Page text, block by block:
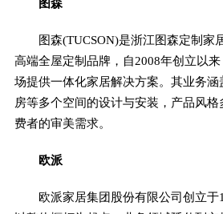
图森
图森(TUCSON)是浙江图森定制家
高端全屋定制品牌，自2008年创立以
场提供一体化家居解决方案。其业务
房等多个空间的设计与安装，产品风
费者的审美需求。
欧派
欧派家居集团股份有限公司创立于